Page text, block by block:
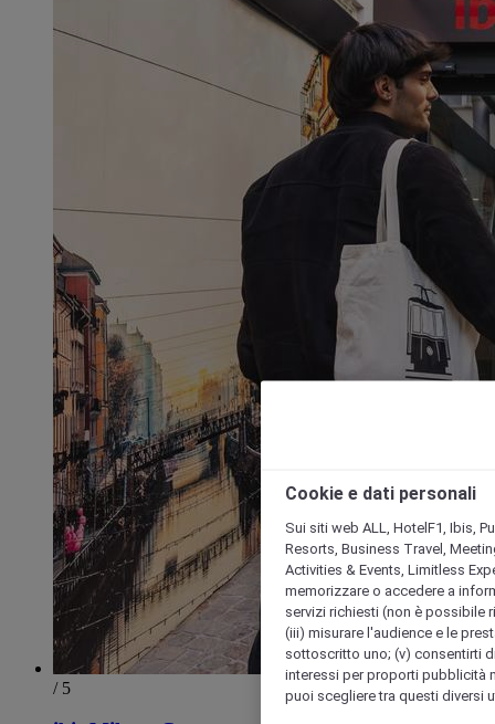
/ 5
Cookie e dati personali
Sui siti web ALL, HotelF1, Ibis,
Resorts, Business Travel,
Activities & Events, Limitless
memorizzare o accedere a
servizi richiesti (non è possibile
(iii) misurare l'audience e le
sottoscritto uno; (v) consentirti
interessi per proporti pubblicità
puoi scegliere tra questi diversi